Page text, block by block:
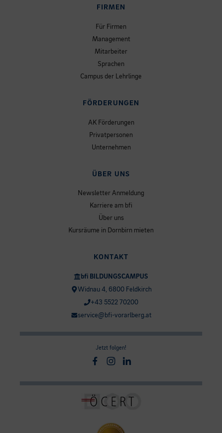
FIRMEN
Für Firmen
Management
Mitarbeiter
Sprachen
Campus der Lehrlinge
FÖRDERUNGEN
AK Förderungen
Privatpersonen
Unternehmen
ÜBER UNS
Newsletter Anmeldung
Karriere am bfi
Über uns
Kursräume in Dornbirn mieten
KONTAKT
bfi BILDUNGSCAMPUS
Widnau 4, 6800 Feldkirch
+43 5522 70200
service@bfi-vorarlberg.at
Jetzt folgen!
Facebook
Instagram
Linkedin